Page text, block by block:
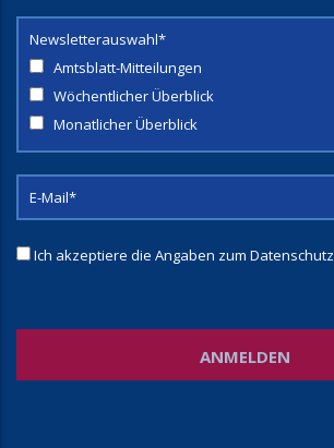
Newsletterauswahl*
Amtsblatt-Mitteilungen
Wöchentlicher Überblick
Monatlicher Überblick
Ich akzeptiere die Angaben zum Datenschutz